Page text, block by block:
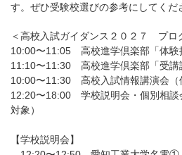
す。ぜひ受験校選びの参考にしてくだ
＜高校入試ガイダンス２０２７ プロ
10:00〜11:05 高校進学倶楽部「体験
11:10〜11:30 高校進学倶楽部「受講
10:00〜11:30 高校入試情報講演会（
12:20〜18:00 学校説明会・個別相談
対象）
【学校説明会】